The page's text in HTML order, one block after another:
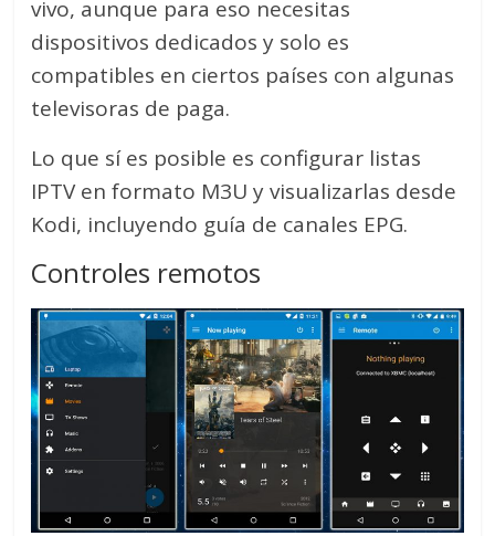
vivo, aunque para eso necesitas
dispositivos dedicados y solo es
compatibles en ciertos países con algunas
televisoras de paga.
Lo que sí es posible es configurar listas
IPTV en formato M3U y visualizarlas desde
Kodi, incluyendo guía de canales EPG.
Controles remotos